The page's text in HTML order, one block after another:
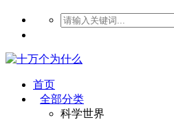
首页
全部分类
科学世界